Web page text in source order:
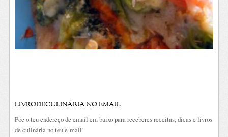
LIVRODECULINÁRIA NO EMAIL
Põe o teu endereço de email em baixo para receberes receitas, dicas e livros
de culinária no teu e-mail!